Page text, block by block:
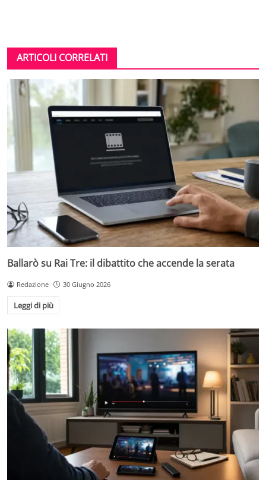
ARTICOLI CORRELATI
Ballarò su Rai Tre: il dibattito che accende la serata
Redazione 30 Giugno 2026
Leggi di più